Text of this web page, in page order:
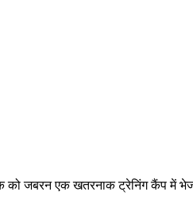
जबरन एक खतरनाक ट्रेनिंग कैंप में